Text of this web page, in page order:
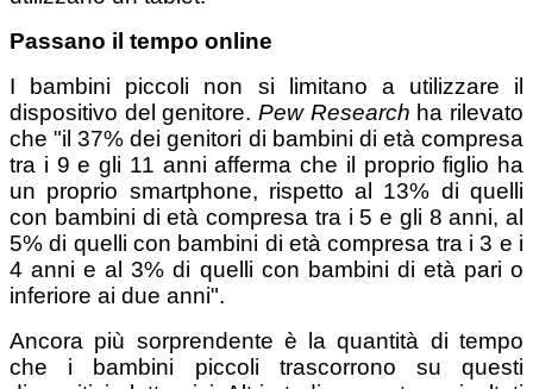
Passano il tempo online
I bambini piccoli non si limitano a utilizzare il
dispositivo del genitore. Pew Research ha rilevato
che "il 37% dei genitori di bambini di età compresa
tra i 9 e gli 11 anni afferma che il proprio figlio ha
un proprio smartphone, rispetto al 13% di quelli
con bambini di età compresa tra i 5 e gli 8 anni, al
5% di quelli con bambini di età compresa tra i 3 e i
4 anni e al 3% di quelli con bambini di età pari o
inferiore ai due anni".
Ancora più sorprendente è la quantità di tempo
che i bambini piccoli trascorrono su questi